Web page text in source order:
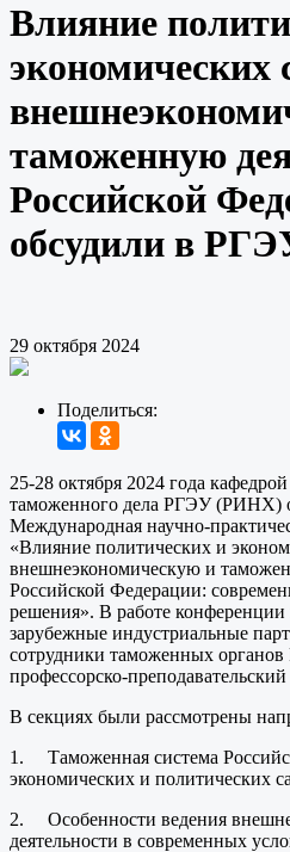
Влияние
экономических
таможенную
Российской
обсудили в
29 октября 2024
Поделиться:
25-28 октября 2024 года
таможенного дела РГЭУ (РИНХ)
Международная научно-
«Влияние политических и
внешнеэкономическую и
Российской Федерации:
решения». В работе конференции
зарубежные индустриальные
сотрудники таможенных
профессорско-преподавательский
В секциях были рассмотрены
1. Таможенная система
экономических и политических
2. Особенности ведения
деятельности в современных